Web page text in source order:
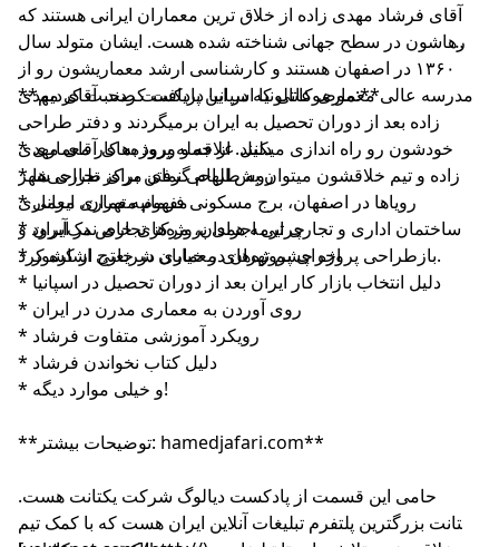
آقای فرشاد مهدی زاده از خلاق ترین معماران ایرانی هستند که
کارهاشون در سطح جهانی شناخته شده هست. ایشان متولد سال
۱۳۶۰ در اصفهان هستند و کارشناسی ارشد معماریشون رو از
مدرسه عالی معماری کاتالونیا اسپانیا دریافت کردند. آقای مهدی
زاده بعد از دوران تحصیل به ایران برمیگردند و دفتر طراحی
خودشون رو راه اندازی میکنند. از جمله پروژه‌های آقای مهدی
زاده و تیم خلاقشون میتوان به طراحی نمای مرکز تجاری شهر
رویاها در اصفهان، برج مسکونی فرمانیه تهران، معماری
ساختمان اداری و تجاری ترمه همدان، مرکز تجاری نمک‌آبرود و
بازطراحی پروژه چشم تهران در خیابان شریعتی اشاره کرد.
**موضوعاتی که در این پادکست صحبت کردیم:**
* دلیل علاقه و ورود به کار معماری
* روش الهام گرفتن برای طراحی‌ها
* مفهوم معماری ایرانی
* چرایی اجرای پروژه‌های خاص در ایران
* اجرای پروژه‌های معماری در خارج از کشور
* دلیل انتخاب بازار کار ایران بعد از دوران تحصیل در اسپانیا
* روی آوردن به معماری مدرن در ایران
* رویکرد آموزشی متفاوت فرشاد
* دلیل کتاب نخواندن فرشاد
* و خیلی موارد دیگه!‌
**توضیحات بیشتر: hamedjafari.com**
حامی این قسمت از پادکست دیالوگ شرکت یکتانت هست.
یکتانت بزرگترین پلتفرم تبلیغات آنلاین ایران هست که با کمک تیم